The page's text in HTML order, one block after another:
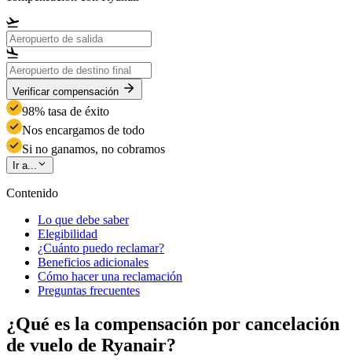
Verificar compensación
98% tasa de éxito
Nos encargamos de todo
Si no ganamos, no cobramos
Ir a...
Contenido
Lo que debe saber
Elegibilidad
¿Cuánto puedo reclamar?
Beneficios adicionales
Cómo hacer una reclamación
Preguntas frecuentes
¿Qué es la compensación por cancelación
de vuelo de Ryanair?